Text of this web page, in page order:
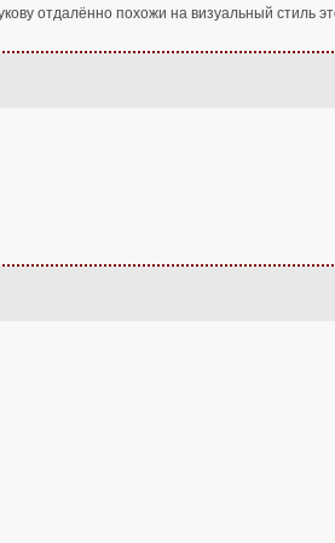
отдалённо похожи на визуальный стиль